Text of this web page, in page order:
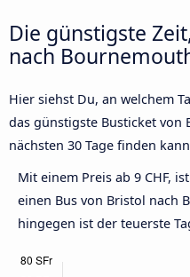
Die günstigste
nach
Hier siehst Du, an welchem
das günstigste Busticket
nächsten 30 Tage finden
Mit einem Preis ab 9 CHF, ist
einen Bus von Bristol nach
hingegen ist der teuerste